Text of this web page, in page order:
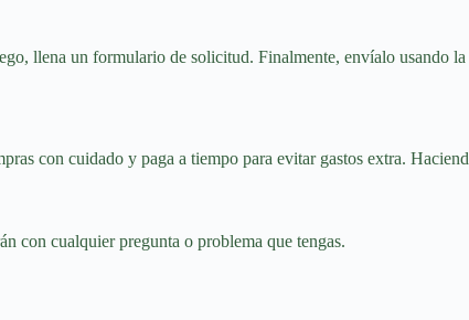
llena un formulario de solicitud. Finalmente, envíalo usando la
con cuidado y paga a tiempo para evitar gastos extra.
con cualquier pregunta o problema que tengas.